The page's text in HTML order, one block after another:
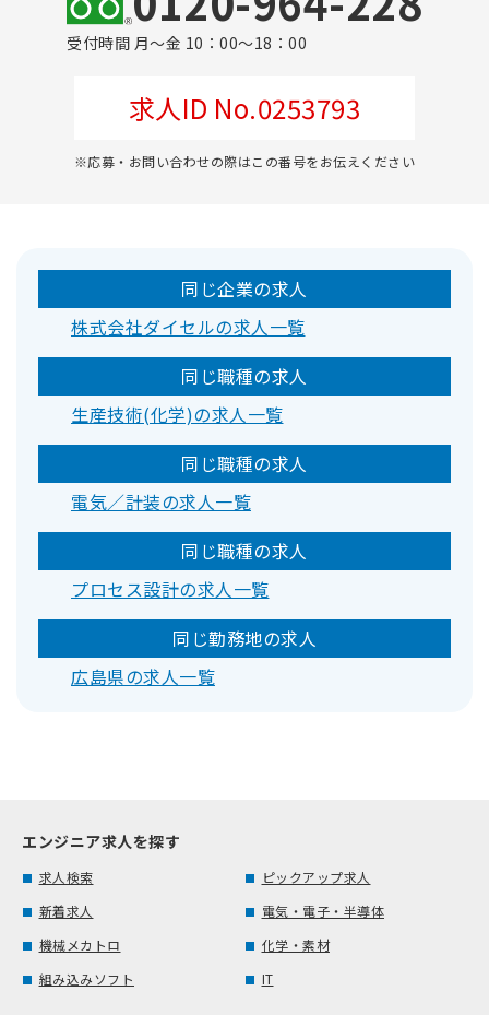
受付時間 月～金 10：00～18：00
求人ID No.0253793
※応募・お問い合わせの際はこの番号をお伝えください
同じ企業の求人
株式会社ダイセルの求人一覧
同じ職種の求人
生産技術(化学)の求人一覧
同じ職種の求人
電気／計装の求人一覧
同じ職種の求人
プロセス設計の求人一覧
同じ勤務地の求人
広島県の求人一覧
エンジニア求人を探す
求人検索
ピックアップ求人
新着求人
電気・電子・半導体
機械メカトロ
化学・素材
組み込みソフト
IT